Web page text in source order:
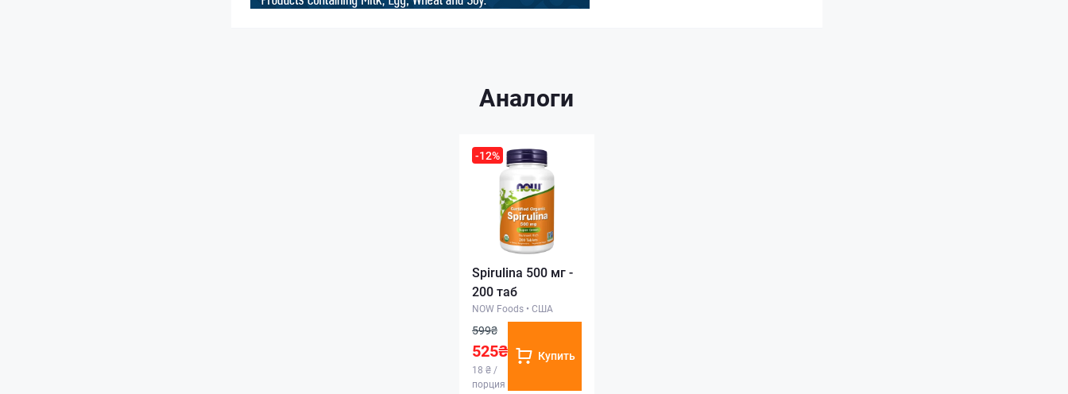
Аналоги
-12%
Spirulina 500 мг -
200 таб
NOW Foods • США
599₴
525₴
18 ₴ /
порция
Купить